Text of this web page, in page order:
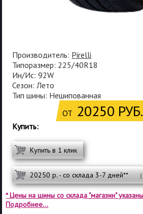
Производитель: Pirelli
Типоразмер: 225/40R18
Ин/Ис: 92W
Сезон: Лето
Тип шины: Нешипованная
ОТ 20250 РУБ.
Купить:
Купить в 1 клик
20250 р. - со склада 3-7 дней**
* Цены на шины со склада "магазин"
Подробнее...